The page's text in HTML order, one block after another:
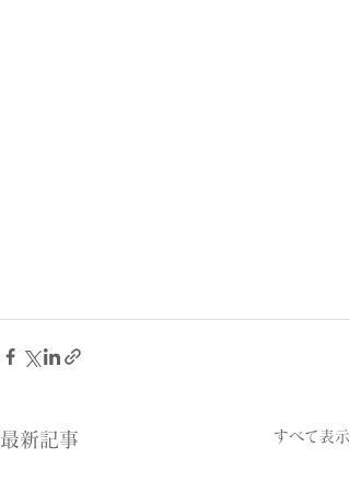
最新記事 すべて表示